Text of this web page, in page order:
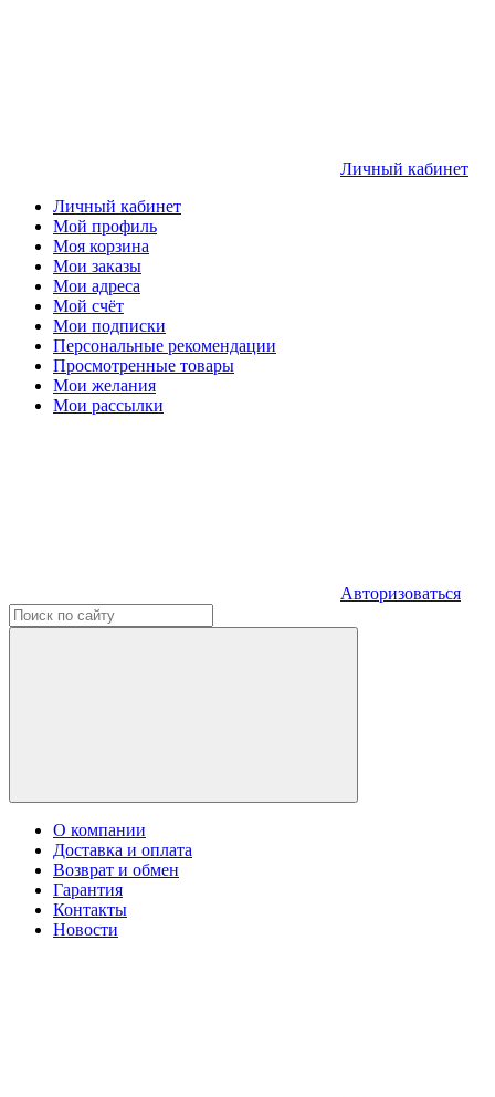
Личный кабинет
Личный кабинет
Мой профиль
Моя корзина
Мои заказы
Мои адреса
Мой счёт
Мои подписки
Персональные рекомендации
Просмотренные товары
Мои желания
Мои рассылки
Авторизоваться
О компании
Доставка и оплата
Возврат и обмен
Гарантия
Контакты
Новости